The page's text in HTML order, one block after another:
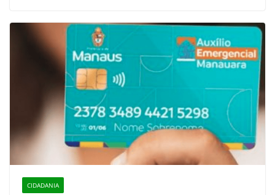
CIDADANIA